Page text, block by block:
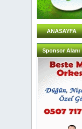
ANASAYFA
Sponsor Alanı